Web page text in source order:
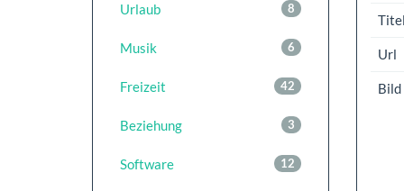
8
Urlaub
6
Musik
42
Freizeit
3
Beziehung
12
Software
Url
Bild